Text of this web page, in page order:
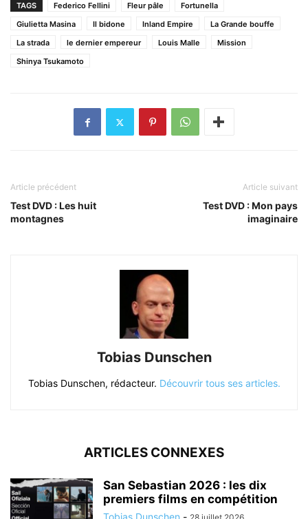
TAGS Federico Fellini Fleur pâle
Fortunella
Giulietta Masina
Il bidone Inland Empire
La Grande bouffe
La strada
le dernier empereur Louis Malle
Mission
Shinya Tsukamoto
Article précédent
Test DVD : Les huit
montagnes
Article suivant
Test DVD : Mon pays
imaginaire
Tobias Dunschen
Tobias Dunschen, rédacteur. Découvrir tous ses articles.
ARTICLES CONNEXES
San Sebastian 2026 : les dix
premiers films en compétition